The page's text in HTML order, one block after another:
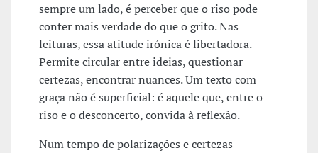
sempre um lado, é perceber que o riso pode
conter mais verdade do que o grito. Nas
leituras, essa atitude irónica é libertadora.
Permite circular entre ideias, questionar
certezas, encontrar nuances. Um texto com
graça não é superficial: é aquele que, entre o
riso e o desconcerto, convida à reflexão.
Num tempo de polarizações e certezas